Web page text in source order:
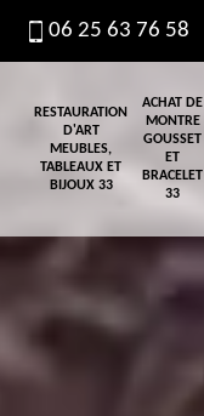
06 25 63 76 58
RESTAURATION
D'ART
MEUBLES,
TABLEAUX ET
BIJOUX 33
ACHAT DE
MONTRE
GOUSSET
ET
BRACELET
33